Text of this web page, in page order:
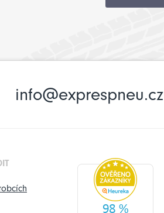
info@exprespneu.cz